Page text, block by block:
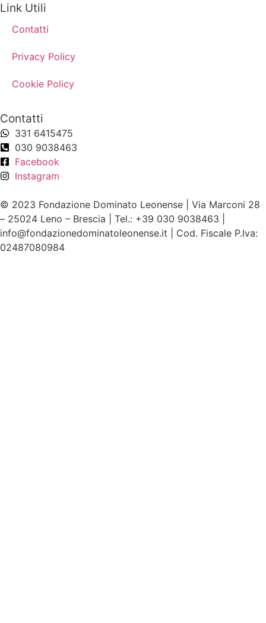
Link Utili
Contatti
Privacy Policy
Cookie Policy
Contatti
331 6415475
030 9038463
Facebook
Instagram
© 2023 Fondazione Dominato Leonense | Via Marconi 28
– 25024 Leno – Brescia | Tel.: +39 030 9038463 |
info@fondazionedominatoleonense.it | Cod. Fiscale P.Iva:
02487080984